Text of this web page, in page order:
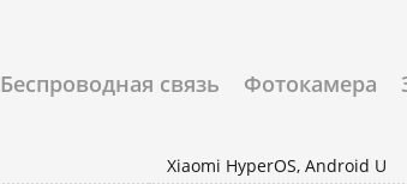
Беспроводная связь Фотокамера
Xiaomi HyperOS, Android U